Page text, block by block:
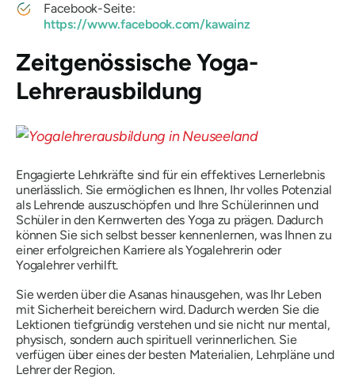
Facebook-Seite:
https://www.facebook.com/kawainz
Zeitgenössische Yoga-
Lehrerausbildung
Engagierte Lehrkräfte sind für ein effektives Lernerlebnis
unerlässlich. Sie ermöglichen es Ihnen, Ihr volles Potenzial
als Lehrende auszuschöpfen und Ihre Schülerinnen und
Schüler in den Kernwerten des Yoga zu prägen. Dadurch
können Sie sich selbst besser kennenlernen, was Ihnen zu
einer erfolgreichen Karriere als Yogalehrerin oder
Yogalehrer verhilft.
Sie werden über die Asanas hinausgehen, was Ihr Leben
mit Sicherheit bereichern wird. Dadurch werden Sie die
Lektionen tiefgründig verstehen und sie nicht nur mental,
physisch, sondern auch spirituell verinnerlichen. Sie
verfügen über eines der besten Materialien, Lehrpläne und
Lehrer der Region.